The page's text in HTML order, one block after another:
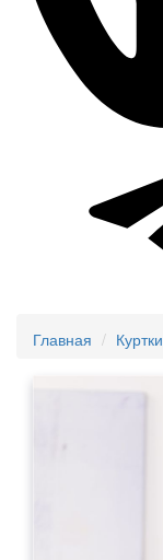
Главная Куртки